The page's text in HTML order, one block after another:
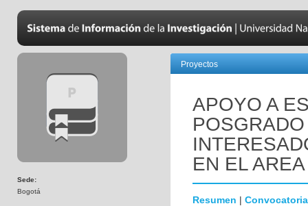
Sede:
Bogotá
Proyectos
APOYO A
EN EL
Resumen | Convocatoria